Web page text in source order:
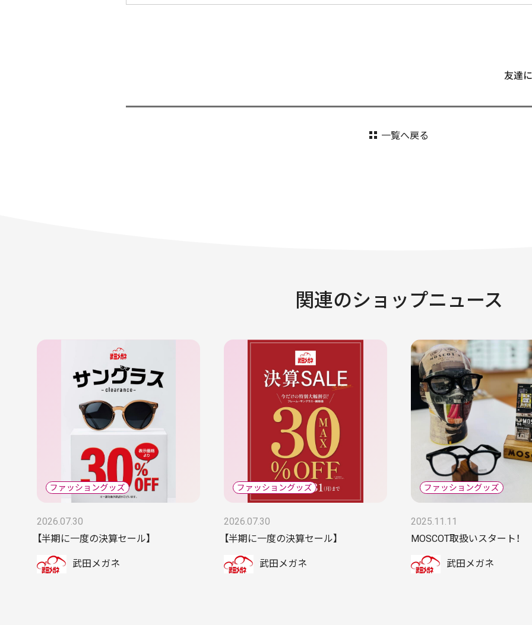
友達
一覧へ戻る
関連のショップニュース
2026.07.30
【半期に一度の決算セール】
武田メガネ
2026.07.30
【半期に一度の決算セール】
武田メガネ
2025.11.11
MOSCOT取扱いスタート！
武田メガネ